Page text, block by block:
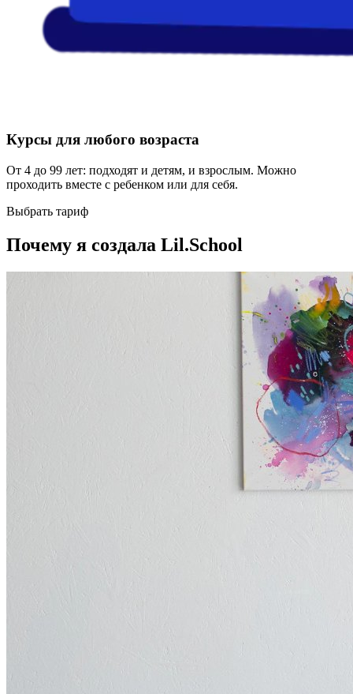
Курсы для любого возраста
От 4 до 99 лет: подходят и детям, и взрослым. Можно
проходить вместе с ребенком или для себя.
Выбрать тариф
Почему я создала Lil.School